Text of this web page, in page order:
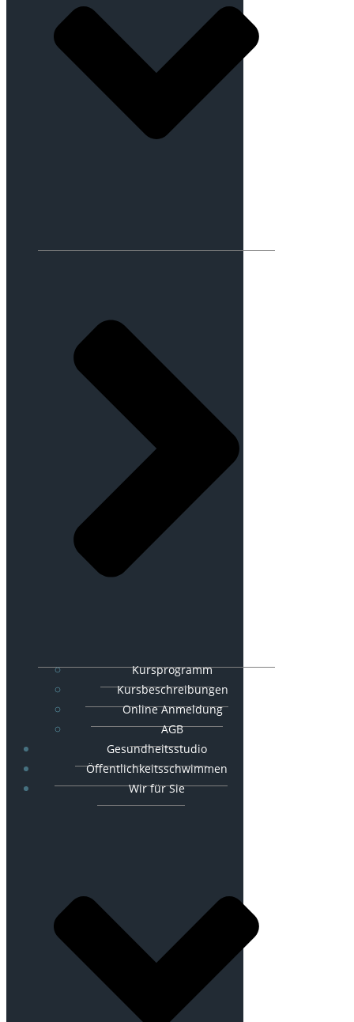
Kursprogramm
Kursbeschreibungen
Online Anmeldung
AGB
Gesundheitsstudio
Öffentlichkeitsschwimmen
Wir für Sie